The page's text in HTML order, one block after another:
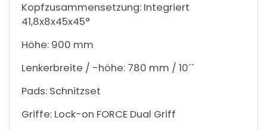
Kopfzusammensetzung: Integriert
41,8x8x45x45°
Höhe: 900 mm
Lenkerbreite / -höhe: 780 mm / 10´´
Pads: Schnitzset
Griffe: Lock-on FORCE Dual Griff